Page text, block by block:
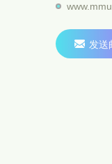
 发送